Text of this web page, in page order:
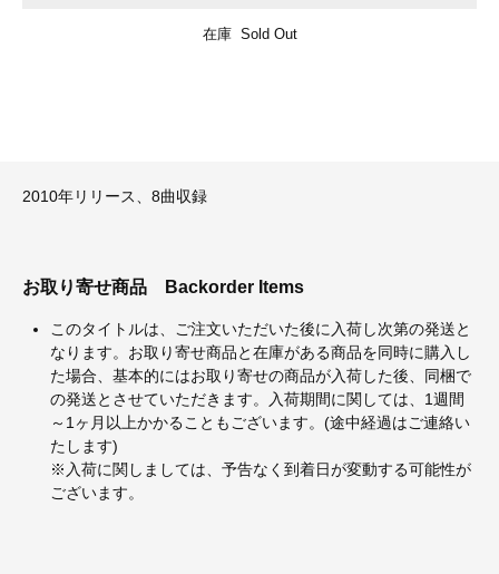
在庫 Sold Out
2010年リリース、8曲収録
お取り寄せ商品 Backorder Items
このタイトルは、ご注文いただいた後に入荷し次第の発送と
なります。お取り寄せ商品と在庫がある商品を同時に購入し
た場合、基本的にはお取り寄せの商品が入荷した後、同梱で
の発送とさせていただきます。入荷期間に関しては、1週間
～1ヶ月以上かかることもございます。(途中経過はご連絡い
たします)
※入荷に関しましては、予告なく到着日が変動する可能性が
ございます。